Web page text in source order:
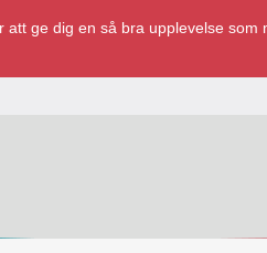
ge dig en så bra upplevelse